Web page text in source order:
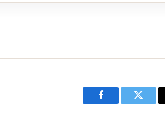
Facebook Twitter